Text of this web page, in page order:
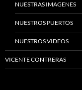
NUESTRAS IMAGENES
NUESTROS PUERTOS
NUESTROS VIDEOS
VICENTE CONTRERAS